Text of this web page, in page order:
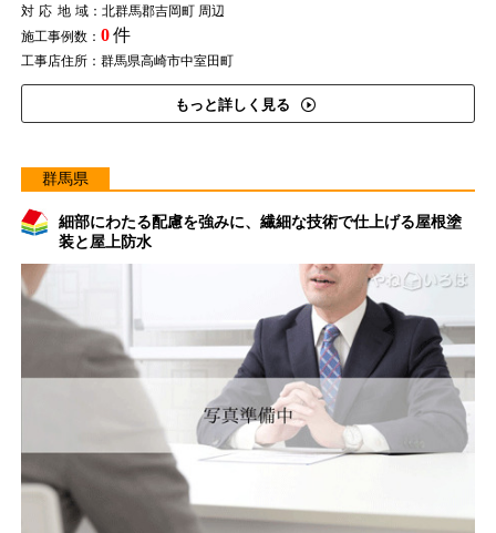
対応地域：北群馬郡吉岡町 周辺
施工事例数： 0件
工事店住所：群馬県高崎市中室田町
もっと詳しく見る
群馬県
細部にわたる配慮を強みに、繊細な技術で仕上げる屋根塗
装と屋上防水